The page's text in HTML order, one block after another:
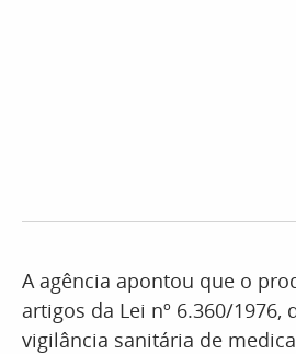
A agência apontou que o
artigos da Lei nº 6.360/1976,
vigilância sanitária de